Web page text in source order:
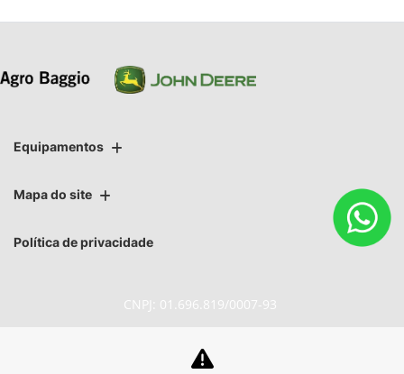
Equipamentos
Mapa do site
Política de privacidade
CNPJ: 01.696.819/0007-93